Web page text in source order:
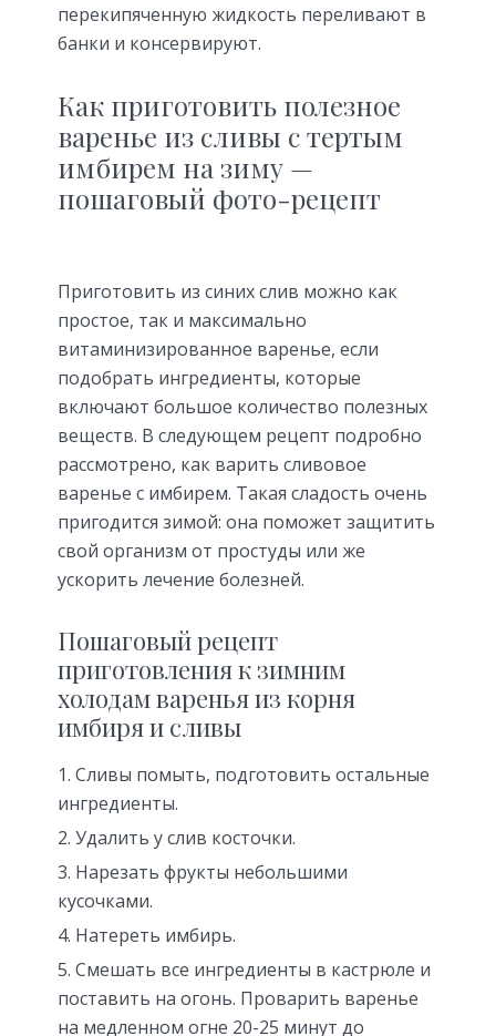
перекипяченную жидкость переливают в
банки и консервируют.
Как приготовить полезное
варенье из сливы с тертым
имбирем на зиму —
пошаговый фото-рецепт
Приготовить из синих слив можно как
простое, так и максимально
витаминизированное варенье, если
подобрать ингредиенты, которые
включают большое количество полезных
веществ. В следующем рецепт подробно
рассмотрено, как варить сливовое
варенье с имбирем. Такая сладость очень
пригодится зимой: она поможет защитить
свой организм от простуды или же
ускорить лечение болезней.
Пошаговый рецепт
приготовления к зимним
холодам варенья из корня
имбиря и сливы
Сливы помыть, подготовить остальные
ингредиенты.
Удалить у слив косточки.
Нарезать фрукты небольшими
кусочками.
Натереть имбирь.
Смешать все ингредиенты в кастрюле и
поставить на огонь. Проварить варенье
на медленном огне 20-25 минут до